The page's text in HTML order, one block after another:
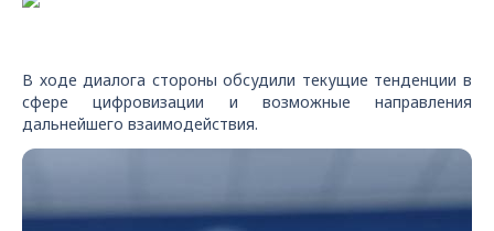
В ходе диалога стороны обсудили текущие тенденции в
сфере цифровизации и возможные направления
дальнейшего взаимодействия.